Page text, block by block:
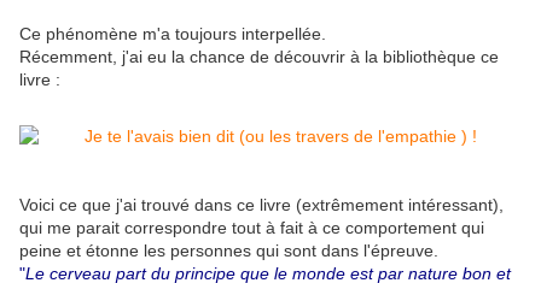
Ce phénomène m'a toujours interpellée.
Récemment, j'ai eu la chance de découvrir à la bibliothèque ce
livre :
Voici ce que j'ai trouvé dans ce livre (extrêmement intéressant),
qui me parait correspondre tout à fait à ce comportement qui
peine et étonne les personnes qui sont dans l'épreuve.
"Le cerveau part du principe que le monde est par nature bon et